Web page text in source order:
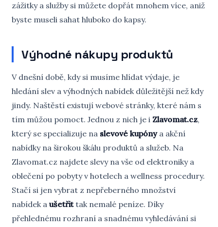
zážitky a služby si můžete dopřát mnohem více, aniž
byste museli sahat hluboko do kapsy.
Výhodné nákupy produktů
V dnešní době, kdy si musíme hlídat výdaje, je
hledání slev a výhodných nabídek důležitější než kdy
jindy. Naštěstí existují webové stránky, které nám s
tím můžou pomoct. Jednou z nich je i Zlavomat.cz,
který se specializuje na slevové kupónya akční
nabídky na širokou škálu produktů a služeb. Na
Zlavomat.cz najdete slevy na vše od elektroniky a
oblečení po pobyty v hotelech a wellness procedury.
Stačí si jen vybrat z nepřeberného množství
nabídek a ušetřittak nemalé peníze. Díky
přehlednému rozhraní a snadnému vyhledávání si